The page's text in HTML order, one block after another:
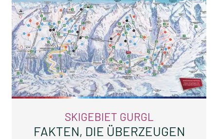
SKIGEBIET GURGL
FAKTEN, DIE ÜBERZEUGEN